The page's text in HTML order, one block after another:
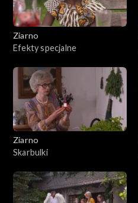
Ziarno
Efekty specjalne
Ziarno
Skarbulki